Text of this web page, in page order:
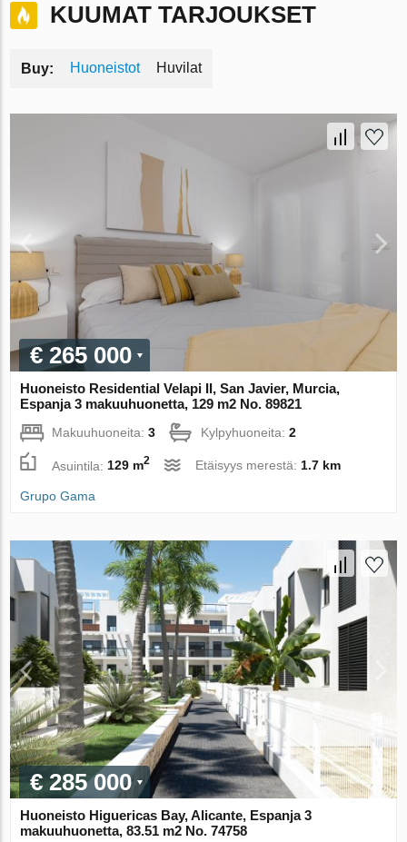
KUUMAT TARJOUKSET
Buy: Huoneistot Huvilat
€ 265 000
Huoneisto Residential Velapi II, San Javier, Murcia,
Espanja 3 makuuhuonetta, 129 m2 No. 89821
Makuuhuoneita:3 Kylpyhuoneita:2
Asuintila:129 m2 Etäisyys merestä:1.7 km
Grupo Gama
€ 285 000
Huoneisto Higuericas Bay, Alicante, Espanja 3
makuuhuonetta, 83.51 m2 No. 74758